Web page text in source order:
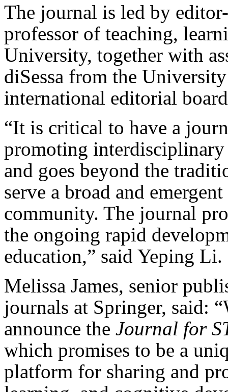
The journal is led by
professor of teaching,
University, together with
diSessa from the
international editorial
“It is critical to have a
promoting interdisciplinary
and goes beyond the
serve a broad and
community. The journal
the ongoing rapid
education,” said Yeping Li.
Melissa James, senior
journals at Springer, said:
announce the Journal for
which promises to be a
platform for sharing and